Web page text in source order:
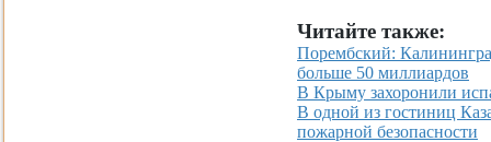
Читайте также:
Порембский:
больше 50 миллиардов
В Крыму захоронили
В одной из гостиниц
пожарной безопасности